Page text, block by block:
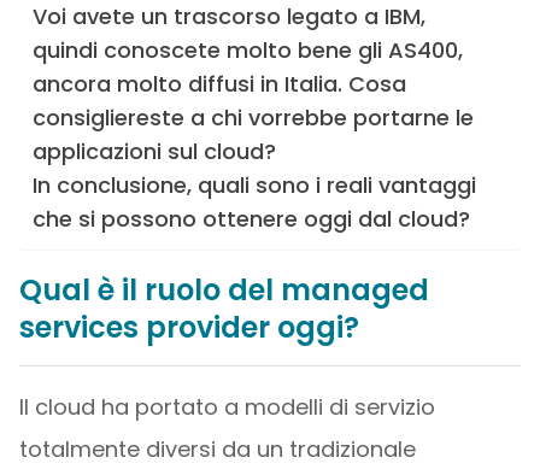
Voi avete un trascorso legato a IBM,
quindi conoscete molto bene gli AS400,
ancora molto diffusi in Italia. Cosa
consigliereste a chi vorrebbe portarne le
applicazioni sul cloud?
In conclusione, quali sono i reali vantaggi
che si possono ottenere oggi dal cloud?
Qual è il ruolo del managed
services provider oggi?
Il cloud ha portato a modelli di servizio
totalmente diversi da un tradizionale